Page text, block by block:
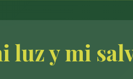
luz y mi